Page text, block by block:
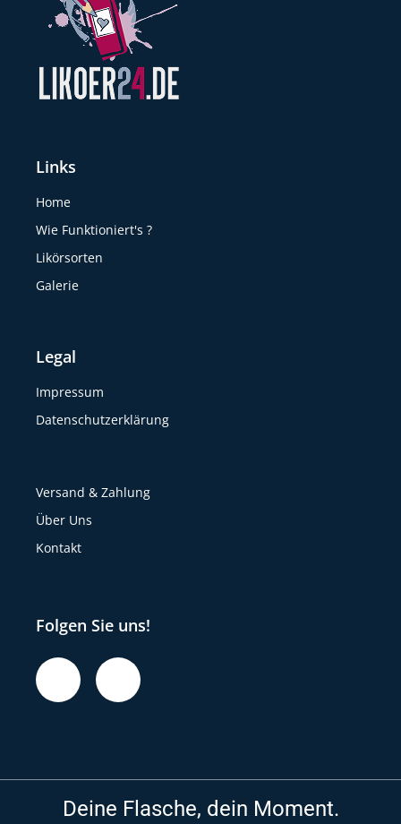
Links
Home
Wie Funktioniert's ?
Likörsorten
Galerie
Legal
Impressum
Datenschutzerklärung
Versand & Zahlung
Über Uns
Kontakt
Folgen Sie uns!
Deine Flasche, dein Moment.